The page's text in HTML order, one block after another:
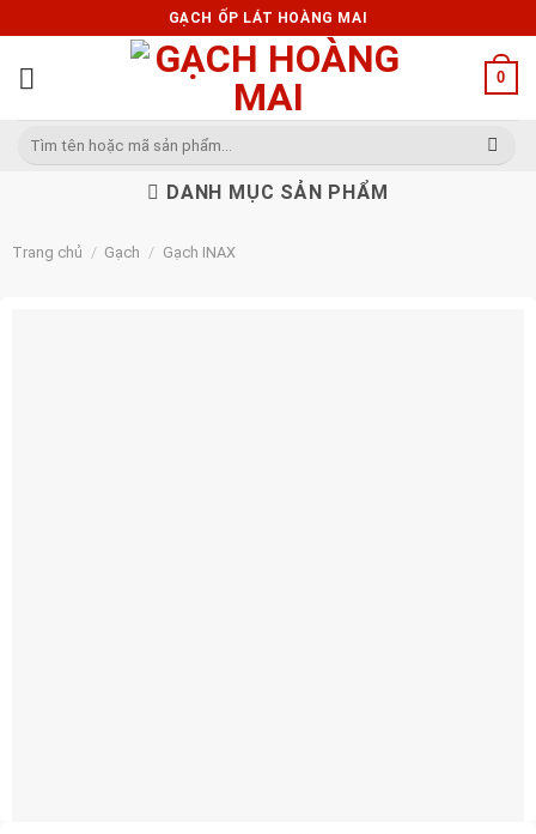
to
content
GẠCH ỐP LÁT HOÀNG MAI
0
Tìm
DANH MỤC SẢN PHẨM
Trang chủ / Gạch / Gạch INAX